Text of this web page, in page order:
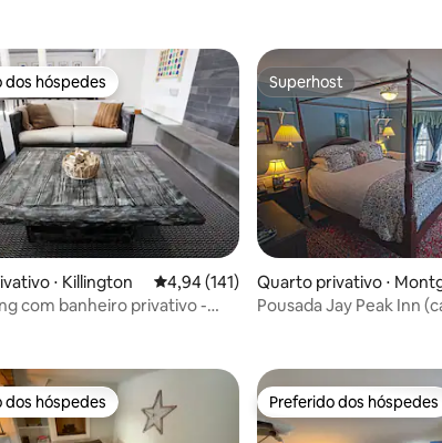
de 5, 61 avaliações
dos hóspedes
dos hóspedes
⋅ Killington 4,94 de uma avaliação média de 5, 141
4,94 (141)
com banheiro privativo -
Superhost
Superhost
Quarto privativo ⋅
enter
Pousada Jay Peak Inn
dos hóspedes
dos hóspedes Preferido dos hóspedes
Preferido dos hóspedes